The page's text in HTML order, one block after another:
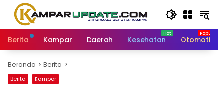
Langsung
konten
Berita
Kampar Daerah Kesehatan Otomotif
Beranda Berita
Berita Kampar